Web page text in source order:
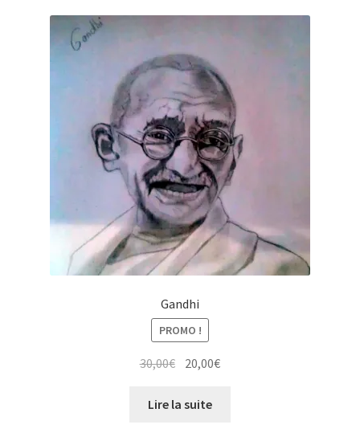
Gandhi
PROMO !
30,00€ Le
initial
20,00€Le
Lire la suite